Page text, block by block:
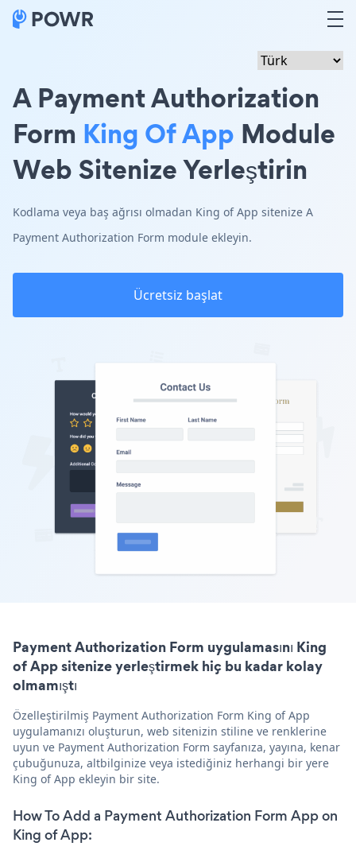
A Payment Authorization
Form King Of App Module
Web Sitenize Yerleştirin
Kodlama veya baş ağrısı olmadan King of App sitenize A
Payment Authorization Form module ekleyin.
Ücretsiz başlat
Payment Authorization Form uygulamasını King
of App sitenize yerleştirmek hiç bu kadar kolay
olmamıştı
Özelleştirilmiş Payment Authorization Form King of App
uygulamanızı oluşturun, web sitenizin stiline ve renklerine
uyun ve Payment Authorization Form sayfanıza, yayına, kenar
çubuğunuza, altbilginize veya istediğiniz herhangi bir yere
King of App ekleyin bir site.
How To Add a Payment Authorization Form App on
King of App: